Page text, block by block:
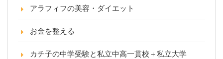
アラフィフの美容・ダイエット
お金を整える
カチ子の中学受験と私立中高一貫校＋私立大学